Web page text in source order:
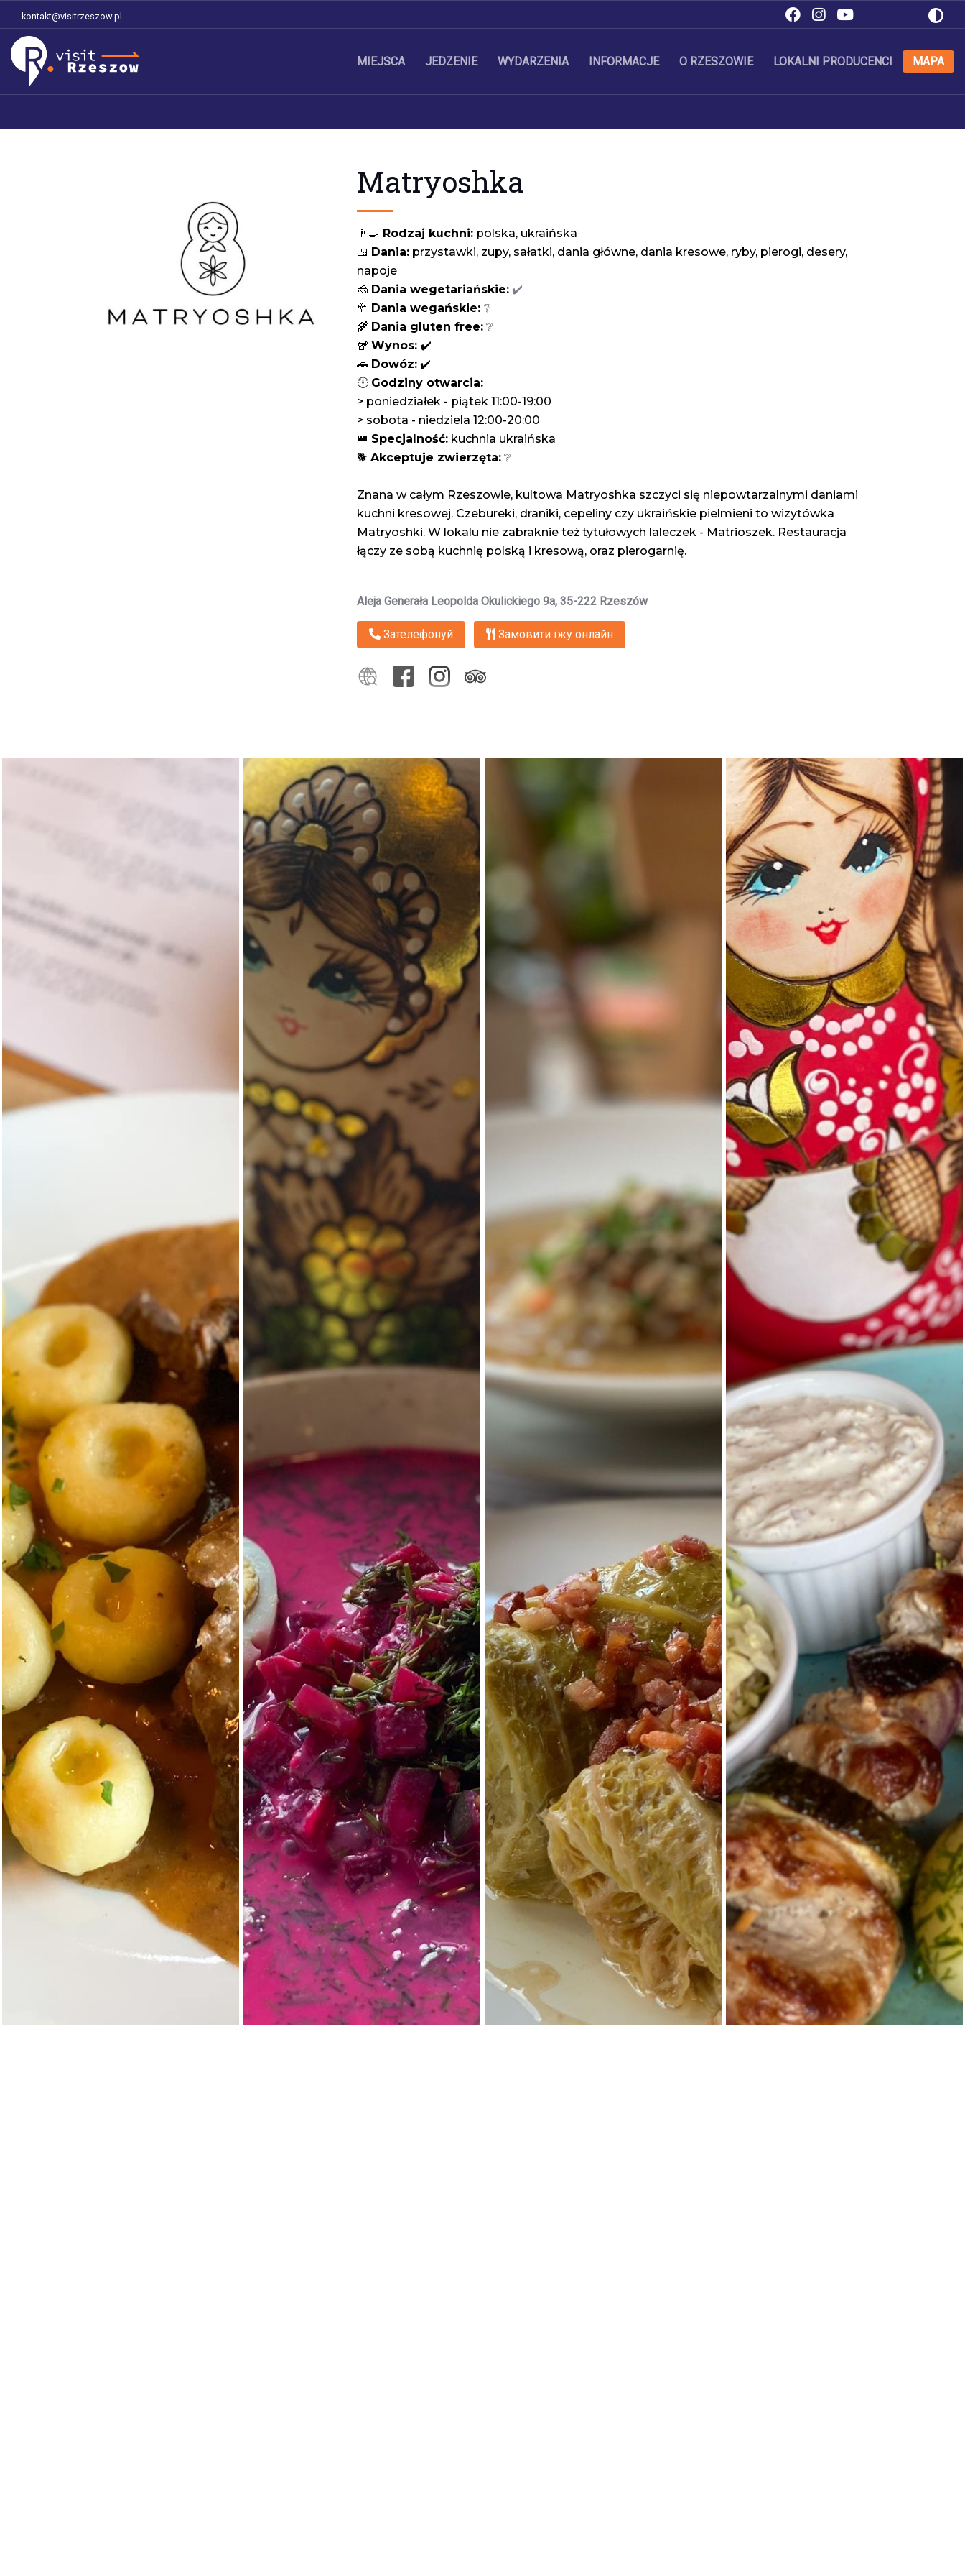
kontakt@visitrzeszow.pl
MIEJSCA JEDZENIE WYDARZENIA INFORMACJE O RZESZOWIE LOKALNI PRODUCENCI MAPA
Matryoshka
👨‍🍳 Rodzaj kuchni: polska, ukraińska
🍱 Dania: przystawki, zupy, sałatki, dania główne, dania kresowe, ryby, pierogi, desery,
napoje
🧀 Dania wegetariańskie: ✔️
🥦 Dania wegańskie: ❔
🌾 Dania gluten free: ❔
🥡 Wynos: ✔️
🚗 Dowóz: ✔️
🕛 Godziny otwarcia:
> poniedziałek - piątek 11:00-19:00
> sobota - niedziela 12:00-20:00
👑 Specjalność: kuchnia ukraińska
🐕 Akceptuje zwierzęta: ❔
Znana w całym Rzeszowie, kultowa Matryoshka szczyci się niepowtarzalnymi daniami
kuchni kresowej. Czebureki, draniki, cepeliny czy ukraińskie pielmieni to wizytówka
Matryoshki. W lokalu nie zabraknie też tytułowych laleczek - Matrioszek. Restauracja
łączy ze sobą kuchnię polską i kresową, oraz pierogarnię.
Aleja Generała Leopolda Okulickiego 9a, 35-222 Rzeszów
Зателефонуй Замовити їжу онлайн